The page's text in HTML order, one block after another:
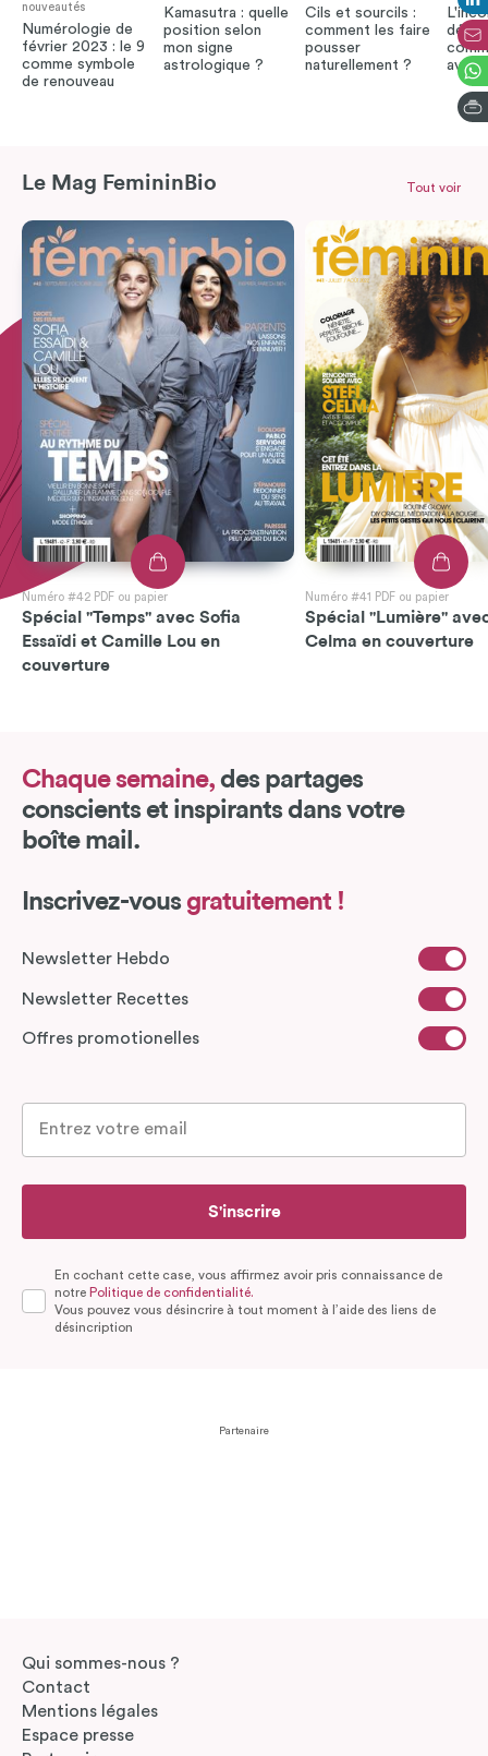
nouveautés
Numérologie de
février 2023 : le 9
comme symbole
de renouveau
Kamasutra : quelle
position selon
mon signe
astrologique ?
Cils et sourcils :
comment les faire
pousser
naturellement ?
avoir
Le Mag FemininBio
Numéro #42 PDF ou papier
Spécial "Temps" avec Sofia
Essaïdi et Camille Lou en
couverture
Numéro #41 PDF ou papier
Spécial "Lumière"
Celma en couverture
Tout voir
Chaque semaine, des partages
conscients et inspirants dans votre
boîte mail.
Inscrivez-vous gratuitement !
Newsletter Hebdo
Newsletter Recettes
Offres promotionelles
S'inscrire
En cochant cette case, vous affirmez avoir pris connaissance de
notre Politique de confidentialité.
Vous pouvez vous désincrire à tout moment à l’aide des liens de
désincription
Partenaire
Qui sommes-nous ?
Contact
Mentions légales
Espace presse